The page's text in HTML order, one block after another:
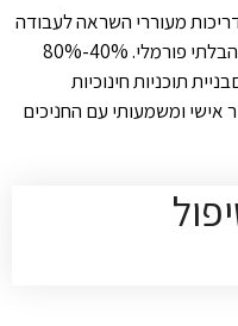
מעוררי השראה לעבודה
עם ילדים בכיתות א'-ו' במסגרת החינוך הבלתי פורמלי. 40%-80%
תוכניות חינוכיות
אישי ומשמעותי עם החניכים